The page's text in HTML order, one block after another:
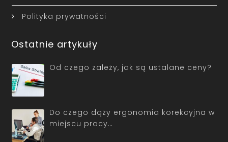
Polityka prywatności
Ostatnie artykuły
Od czego zależy, jak są ustalane ceny?
Do czego dąży ergonomia korekcyjna w
miejscu pracy…